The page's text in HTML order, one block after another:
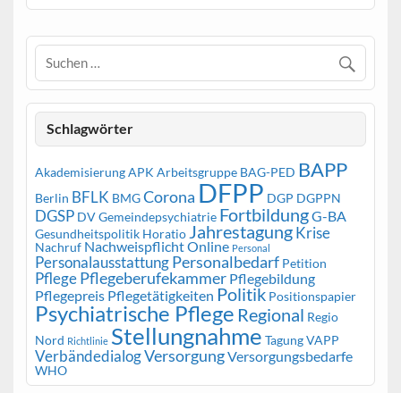
Schlagwörter
AkademisierungAPK Arbeitsgruppe BAG-PED BAPP
Berlin BFLK BMGCorona DFPP DGP DGPPN
DGSP DV Gemeindepsychiatrie FortbildungG-BA
Gesundheitspolitik Horatio JahrestagungKrise
Nachruf NachweispflichtOnline Personal
PersonalausstattungPersonalbedarf Petition
PflegePflegeberufekammer Pflegebildung
Pflegepreis Pflegetätigkeiten Politik Positionspapier
Psychiatrische Pflege Regional Regio
Nord Richtlinie Stellungnahme TagungVAPP
VerbändedialogVersorgungVersorgungsbedarfe
WHO